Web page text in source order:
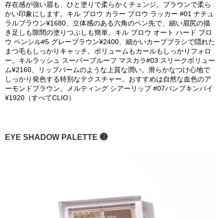
存在感が強い眉も、ひと塗りで柔らかくチェンジ。ブラウンで柔ら
かい印象にします。キル ブロウ カラー ブロウ ラッカー #01 ナチュ
ラルブラウン¥1680、立体感のある六角のペン先で、細い眉尻の描
き足しも隙間の塗りつぶしも簡単。キル ブロウ オート ハード ブロ
ウ ペンシル#5 グレーブラウン¥2400、細かいカーブブラシで隠れた
まつ毛もしっかりキャッチ。ボリュームもカールもしっかりフォロ
ー。キルラッシュ スーパープルーフ マスカラ#03 スリークボリュー
ム¥2160、リップバームのような上質な潤い。滑らかなつけ心地で
しっかり発色する特別なテクスチャー。おすすめは自然な血色のア
ーモンドブラウン。メルティング シアーリップ #07パンプキンパイ
¥1920（すべてCLIO）
EYE SHADOW PALETTE ❸